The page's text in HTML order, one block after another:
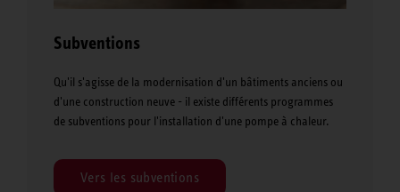
Subventions
Qu'il s'agisse de la modernisation d'un bâtiments anciens ou
d'une construction neuve - il existe différents programmes
de subventions pour l'installation d'une pompe à chaleur.
Vers les subventions